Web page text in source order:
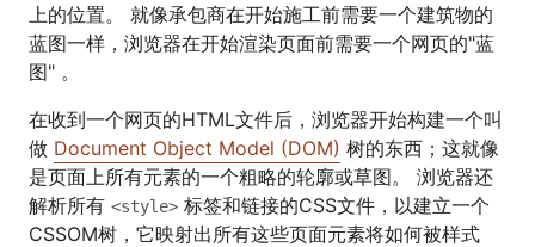
上的位置。 就像承包商在开始施工前需要一个建筑物的
蓝图一样，浏览器在开始渲染页面前需要一个网页的"蓝
图" 。
在收到一个网页的HTML文件后，浏览器开始构建一个叫
做 Document Object Model (DOM) 树的东西；这就像
是页面上所有元素的一个粗略的轮廓或草图。 浏览器还
解析所有 <style> 标签和链接的CSS文件，以建立一个
CSSOM树，它映射出所有这些页面元素将如何被样式